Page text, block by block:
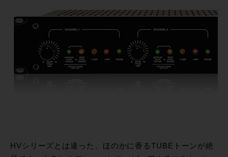
HVシリーズとは違った、ほのかに香るTUBEトーンが絶